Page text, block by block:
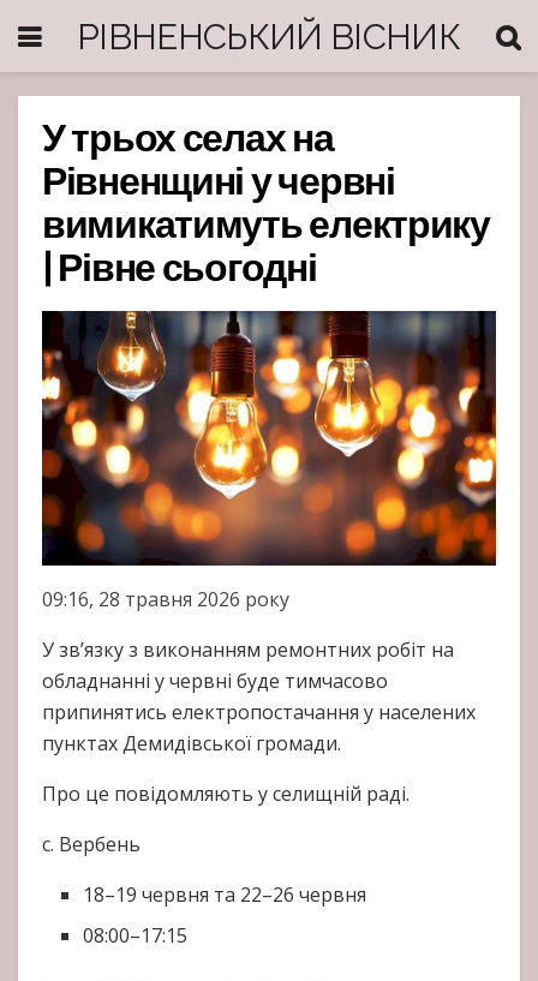
РІВНЕНСЬКИЙ ВІСНИК
У трьох селах на
Рівненщині у червні
вимикатимуть електрику
| Рівне сьогодні
09:16, 28 травня 2026 року
У зв’язку з виконанням ремонтних робіт на
обладнанні у червні буде тимчасово
припинятись електропостачання у населених
пунктах Демидівської громади.
Про це повідомляють у селищній раді.
с. Вербень
18–19 червня та 22–26 червня
08:00–17:15